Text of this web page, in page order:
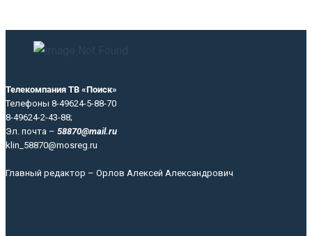
Телекомпания ТВ «Поиск»
Телефоны 8-49624-5-88-70
8-49624-2-43-88;
Эл. почта – 58870@mail.ru
klin_58870@mosreg.ru
Главный редактор – Орлов Алексей Александрович